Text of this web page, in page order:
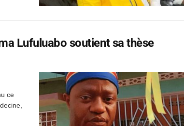
Lufuluabo soutient sa thèse
ce